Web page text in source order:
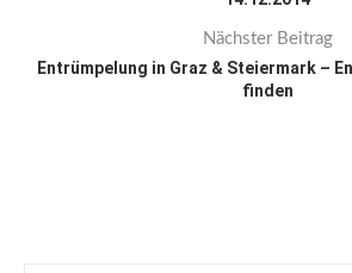
Nächster Beitrag
Entrümpelung in Graz & Steiermark –
finden